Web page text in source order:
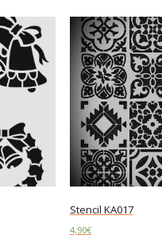
Stencil KA017
4,90€